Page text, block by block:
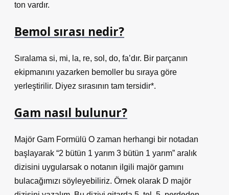
ton vardır.
Bemol sırası nedir?
Sıralama si, mi, la, re, sol, do, fa’dır. Bir parçanın
ekipmanını yazarken bemoller bu sıraya göre
yerleştirilir. Diyez sırasının tam tersidir*.
Gam nasıl bulunur?
Majör Gam Formülü O zaman herhangi bir notadan
başlayarak “2 bütün 1 yarım 3 bütün 1 yarım” aralık
dizisini uygularsak o notanın ilgili majör gamını
bulacağımızı söyleyebiliriz. Örnek olarak D majör